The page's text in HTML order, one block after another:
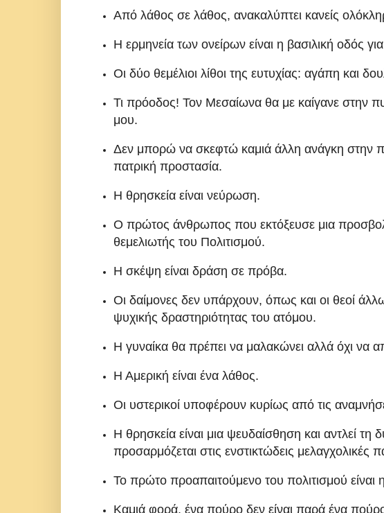
Από λάθος σε λάθος, ανακαλύπτει κανείς
Η ερμηνεία των ονείρων είναι η βασιλική οδός
Οι δύο θεμέλιοι λίθοι της ευτυχίας: αγάπη και
Τι πρόοδος! Τον Μεσαίωνα θα με καίγανε στην
μου.
Δεν μπορώ να σκεφτώ καμιά άλλη ανάγκη στην
πατρική προστασία.
Η θρησκεία είναι νεύρωση.
Ο πρώτος άνθρωπος που εκτόξευσε μια
θεμελιωτής του Πολιτισμού.
Η σκέψη είναι δράση σε πρόβα.
Οι δαίμονες δεν υπάρχουν, όπως και οι θεοί
ψυχικής δραστηριότητας του ατόμου.
Η γυναίκα θα πρέπει να μαλακώνει αλλά όχι να
Η Αμερική είναι ένα λάθος.
Οι υστερικοί υποφέρουν κυρίως από τις
Η θρησκεία είναι μια ψευδαίσθηση και αντλεί
προσαρμόζεται στις ενστικτώδεις μελαγχολικές
Το πρώτο προαπαιτούμενο του πολιτισμού είναι
Καμιά φορά, ένα πούρο δεν είναι παρά ένα